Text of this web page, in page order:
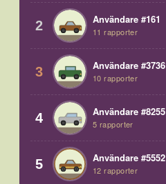
2 Användare #161
11 rapporter
3 Användare #3736
10 rapporter
4 Användare #8255
5 rapporter
5 Användare #5552
12 rapporter